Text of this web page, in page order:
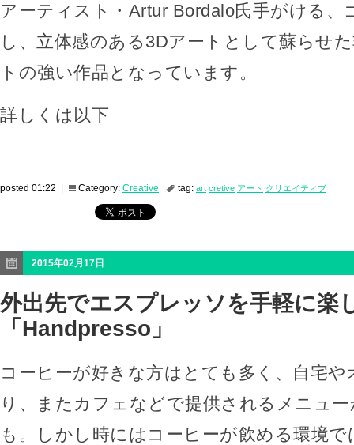
アーティスト・Artur Bordalo氏手がける、
し、立体感のある3Dアートとして蘇らせ
トの強い作品となっています。
詳しくは以下
posted 01:22 | Category: Creative tag: art cretive アート クリエイティブ
2015年02月17日
外出先でエスプレッソを手軽に楽
「Handpresso」
コーヒーが好きな方はとても多く、自宅
り、またカフェなどで提供されるメニュ
も。しかし時にはコーヒーが飲める環境